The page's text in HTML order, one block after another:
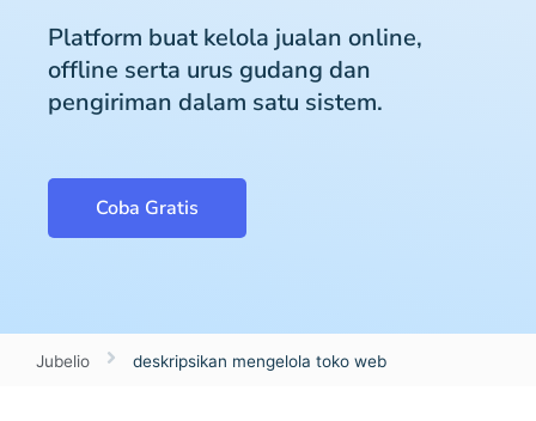
Platform buat kelola jualan online,
offline serta urus gudang dan
pengiriman dalam satu sistem.
Coba Gratis
Jubelio deskripsikan mengelola toko web